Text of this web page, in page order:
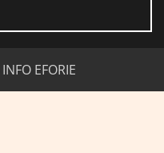
INFO EFORIE